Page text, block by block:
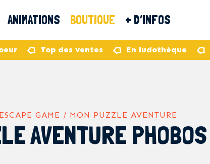
ANIMATIONS BOUTIQUE + D’INFOS
Top des ventes En ludothèque
GAME / MON PUZZLE AVENTURE
AVENTURE PHOBOS